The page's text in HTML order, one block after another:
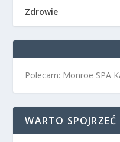
Zdrowie
Polecam: Monroe SPA
WARTO SPOJRZEĆ